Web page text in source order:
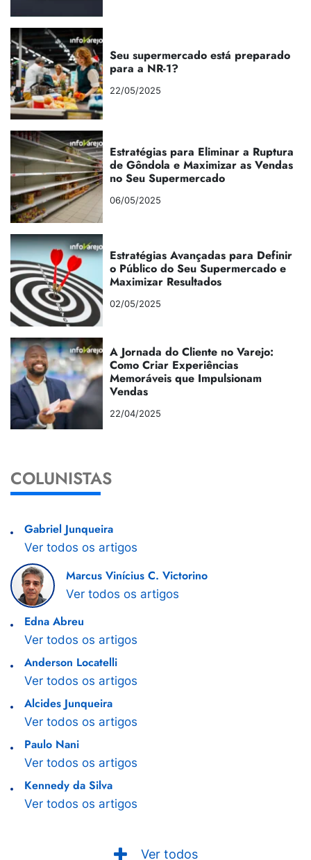
Seu supermercado está preparado
para a NR-1?
22/05/2025
Estratégias para Eliminar a Ruptura
de Gôndola e Maximizar as Vendas
no Seu Supermercado
06/05/2025
Estratégias Avançadas para Definir
o Público do Seu Supermercado e
Maximizar Resultados
02/05/2025
A Jornada do Cliente no Varejo:
Como Criar Experiências
Memoráveis que Impulsionam
Vendas
22/04/2025
COLUNISTAS
Gabriel Junqueira
Ver todos os artigos
Marcus Vinícius C. Victorino
Ver todos os artigos
Edna Abreu
Ver todos os artigos
Anderson Locatelli
Ver todos os artigos
Alcides Junqueira
Ver todos os artigos
Paulo Nani
Ver todos os artigos
Kennedy da Silva
Ver todos os artigos
Ver todos